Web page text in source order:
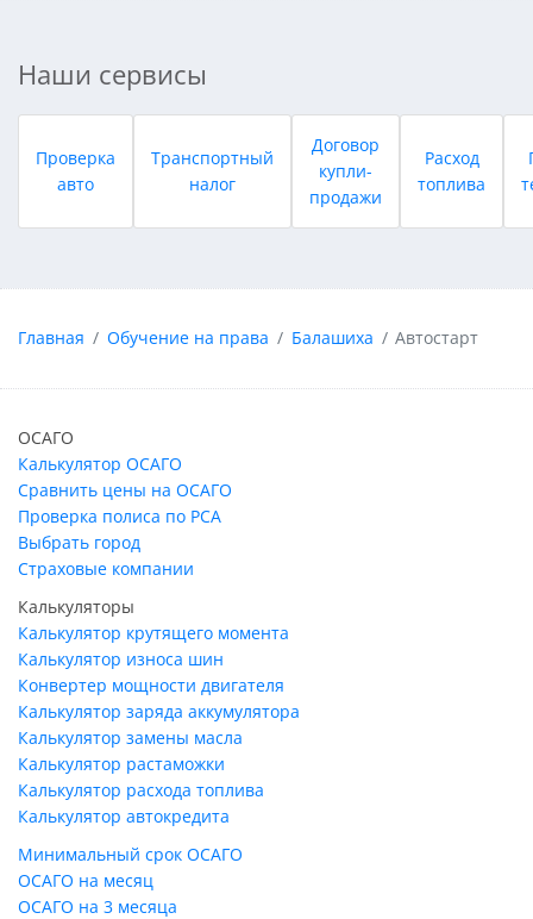
Наши сервисы
Проверка
авто
Транспортный
налог
Договор
купли-
продажи
Расход
топлива
Главная Обучение на права Балашиха Автостарт
ОСАГО
Калькулятор ОСАГО
Сравнить цены на ОСАГО
Проверка полиса по РСА
Выбрать город
Страховые компании
Калькуляторы
Калькулятор крутящего момента
Калькулятор износа шин
Конвертер мощности двигателя
Калькулятор заряда аккумулятора
Калькулятор замены масла
Калькулятор растаможки
Калькулятор расхода топлива
Калькулятор автокредита
Минимальный срок ОСАГО
ОСАГО на месяц
ОСАГО на 3 месяца